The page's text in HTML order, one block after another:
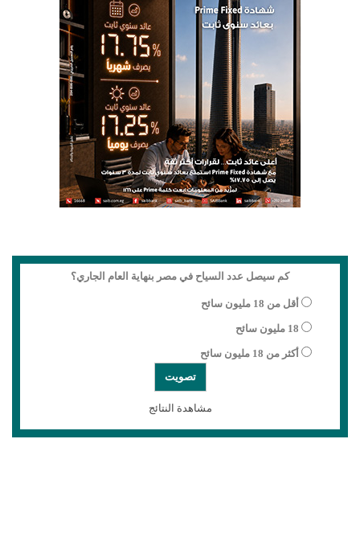
كم سيصل عدد السياح في مصر بنهاية العام الجاري؟
أقل من 18 مليون سائح
18 مليون سائح
أكثر من 18 مليون سائح
مشاهدة النتائج